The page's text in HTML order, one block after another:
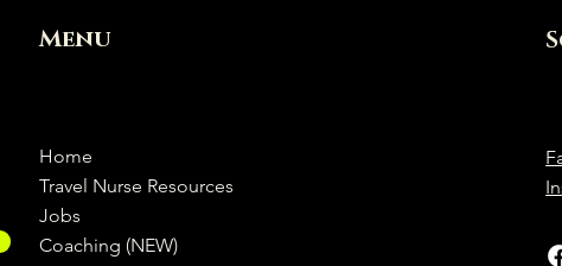
Menu
Home
Travel Nurse Resources
Jobs
Coaching (NEW)